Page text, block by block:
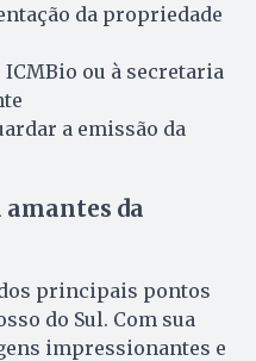
da propriedade
ou à secretaria
a emissão da
da
principais pontos
do Sul. Com sua
impressionantes e